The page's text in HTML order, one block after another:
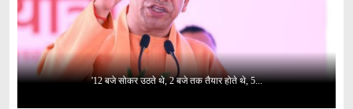
'12 बजे सोकर उठते थे, 2 बजे तक तैयार होते थे, 5...